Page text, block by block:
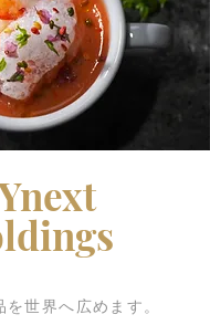
を世界へ広めます。